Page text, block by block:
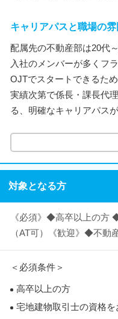
キャリアパスと職場の
配属先の不動産部は20代
入社のメンバーが多くフ
OJTでスタートできるた
実績次第で係長・課長代
る、明確なキャリアパス
対象となる方
《必須》◆高卒以上の方
（AT可）《歓迎》◆不動
＜必須条件＞
高卒以上の方
宅地建物取引士の資格